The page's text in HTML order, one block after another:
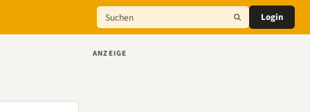
Login
ANZEIGE